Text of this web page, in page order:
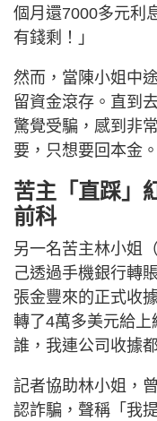
個月還7000多元利
有錢剩！」
然而，當陳小姐中
留資金滾存。直到
驚覺受騙，感到非
要，只想要回本金
苦主「直踩」
前科
另一名苦主林小姐
己透過手機銀行轉
張金豐來的正式收
轉了4萬多美元給
誰，我連公司收據
記者協助林小姐，
認詐騙，聲稱「我